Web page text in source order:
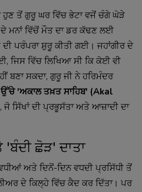
ਹੁਣ ਤੋਂ ਗੁਰੂ ਘਰ ਵਿੱਚ ਭੇਟਾ ਵਜੋਂ ਚੰਗੇ ਘੋੜੇ
ਮਨਾਂ ਵਿੱਚੋਂ ਮੌਤ ਦਾ ਡਰ ਕੱਢਣ ਲਈ
ਦੀ ਪਰੰਪਰਾ ਸ਼ੁਰੂ ਕੀਤੀ ਗਈ। ਜਹਾਂਗੀਰ ਦੇ
ਜਿਸ ਵਿੱਚ ਲਿਖਿਆ ਸੀ ਕਿ ਕੋਈ ਵੀ
ਬਣਾ ਸਕਦਾ, ਗੁਰੂ ਜੀ ਨੇ ਹਰਿਮੰਦਰ
'ਅਕਾਲ ਤਖ਼ਤ ਸਾਹਿਬ' (Akal
ਜੋ ਸਿੱਖਾਂ ਦੀ ਪ੍ਰਭੂਸੱਤਾ ਅਤੇ ਆਜ਼ਾਦੀ ਦਾ
ਛੋੜ' ਦਾਤਾ
ਅਤੇ ਦਿਨੋਂ-ਦਿਨ ਵਧਦੀ ਪ੍ਰਸਿੱਧੀ ਤੋਂ
ਦੇ ਕਿਲ੍ਹੇ ਵਿੱਚ ਕੈਦ ਕਰ ਦਿੱਤਾ। ਪਰ